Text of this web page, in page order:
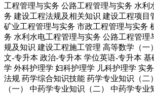
工程管理与实务 公路工程管理与实务 水利
务 建设工程法规及相关知识 建设工程项目
矿业工程管理与实务 市政工程管理与实务
务 水利水电工程管理与实务 公路工程管理
规及知识 建设工程施工管理 高等数学（一
文-专升本 政治-专升本 学位英语-专升本 基
学 外科护理学 妇科护理学 儿科护理学 实
法规 药学综合知识技能 药学专业知识（二）
（一）
中药学专业知识（二） 中药学专业